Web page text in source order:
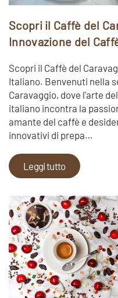
Scopri il Caffè del
Innovazione del
Scopri il Caffè del
Italiano. Benvenuti nella
Caravaggio, dove l'arte
italiano incontra la
amante del caffè e
innovativi di prepa…
Leggi tutto